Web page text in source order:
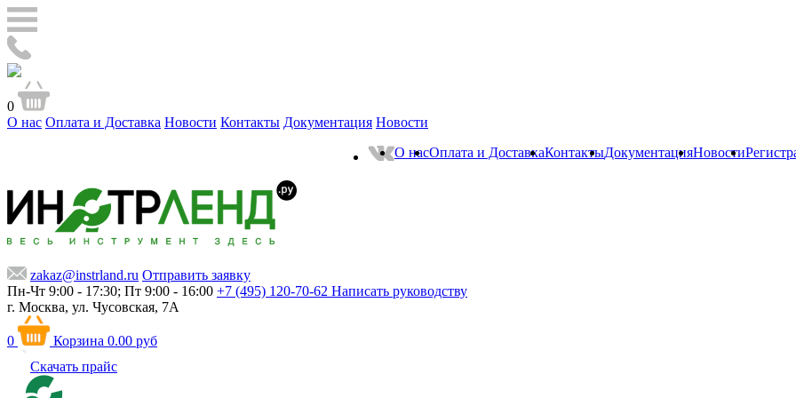
0
О нас Оплата и Доставка Новости Контакты Документация Новости
О насОплата и ДоставкаКонтактыДокументацияНовости
zakaz@instrland.ru Отправить заявку
Пн-Чт 9:00 - 17:30; Пт 9:00 - 16:00 +7 (495) 120-70-62 Написать руководству
г. Москва, ул. Чусовская, 7А
0 Корзина 0.00 руб
Скачать прайс